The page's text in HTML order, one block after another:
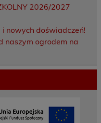
2026/2027
i nowych doświadczeń!
naszym ogrodem na